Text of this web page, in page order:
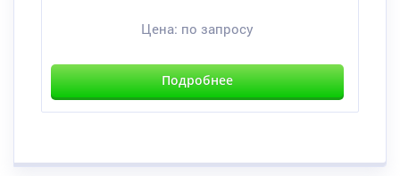
Цена: по запросу
Подробнее